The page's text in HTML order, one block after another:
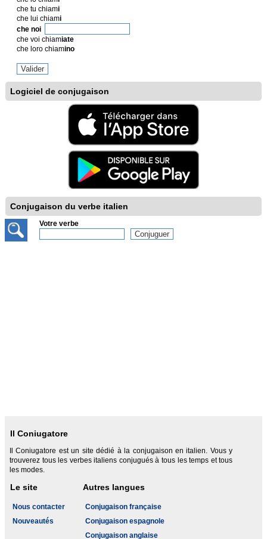
che tu chiami
che lui chiami
che noi
che voi chiamiate
che loro chiamino
Logiciel de conjugaison
Conjugaison du verbe italien
Votre verbe
Il Coniugatore
Il Coniugatore est un site dédié à la conjugaison en italien. Vous y
trouverez tous les verbes italiens conjugués à tous les temps et tous
les modes.
Le site
Nous contacter
Nouveautés
Autres langues
Conjugaison française
Conjugaison espagnole
Conjugaison anglaise